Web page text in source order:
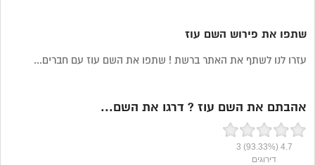
שתפו את פירוש השם עוז
עזרו לנו לשתף את האתר ברשת ! שתפו את השם עוז עם חברים...
אהבתם את השם עוז ? דרגו את השם...
4.7
(93.33%)
3
דירוגים